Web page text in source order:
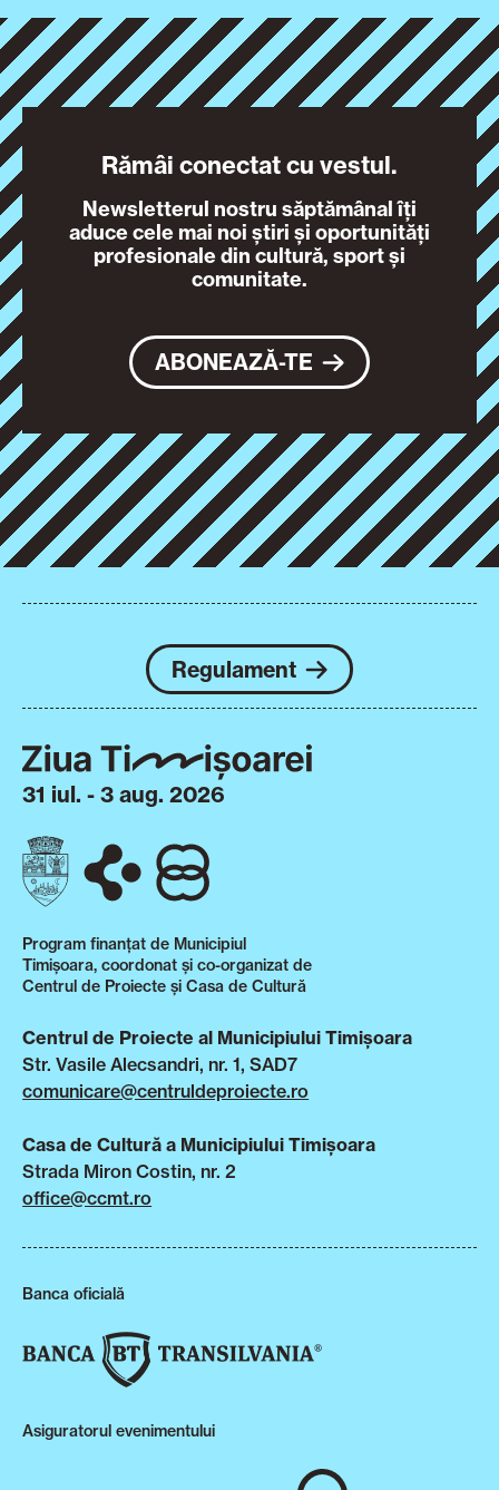
Rămâi conectat cu vestul.
Newsletterul nostru săptămânal îți
aduce cele mai noi știri și oportunități
profesionale din cultură, sport și
comunitate.
ABONEAZĂ-TE
Regulament
31 iul. - 3 aug. 2026
Program finanțat de Municipiul
Timișoara, coordonat și co-organizat de
Centrul de Proiecte și Casa de Cultură
Centrul de Proiecte al Municipiului Timișoara
Str. Vasile Alecsandri, nr. 1, SAD7
comunicare@centruldeproiecte.ro
Casa de Cultură a Municipiului Timișoara
Strada Miron Costin, nr. 2
office@ccmt.ro
Banca oficială
Asiguratorul evenimentului